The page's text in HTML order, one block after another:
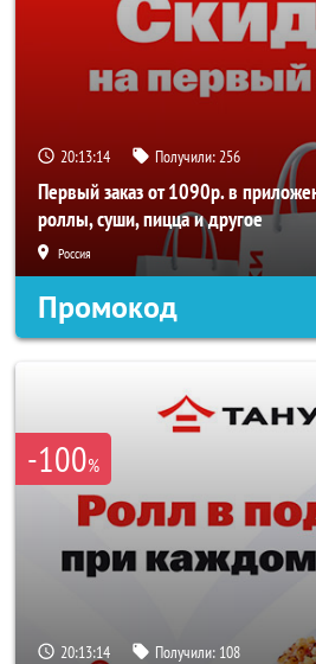
20:13:14 Получили:256
Первый заказ от 1090р. в
роллы, суши, пицца и другое
Россия
Промокод
-100%
20:13:14 Получили: 108